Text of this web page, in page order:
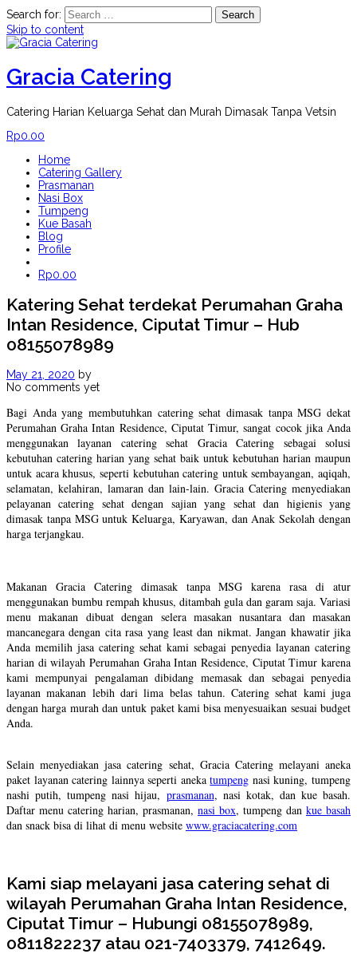
Search for:
Skip to content
Gracia Catering
Catering Harian Keluarga Sehat dan Murah Dimasak Tanpa Vetsin
Rp0.00
Home
Catering Gallery
Prasmanan
Nasi Box
Tumpeng
Kue Basah
Blog
Profile
Rp0.00
Katering Sehat terdekat Perumahan Graha
Intan Residence, Ciputat Timur – Hub
08155078989
May 21, 2020 by
No comments yet
Bagi Anda yang membutuhkan catering sehat dimasak tanpa MSG dekat
Perumahan Graha Intan Residence, Ciputat Timur, sangat cocok jika Anda
menggunakan layanan catering sehat Gracia Catering sebagai solusi
kebutuhan catering harian yang sehat baik untuk kebutuhan harian maupun
untuk acara khusus, seperti kebutuhan catering untuk sembayangan, aqiqah,
selamatan, kelahiran, lamaran dan lain-lain. Gracia Catering menyediakan
pelayanan catering sehat dengan sajian yang sehat dan higienis yang
dimasak tanpa MSG untuk Keluarga, Karyawan, dan Anak Sekolah dengan
harga terjangkau.
Makanan Gracia Catering dimasak tanpa MSG karena rasa di atur
menggunakan bumbu rempah khusus, ditambah gula dan garam saja. Variasi
menu makanan dibuat dengan selera masakan nusantara dan masakan
mancanegara dengan cita rasa yang least dan nikmat. Jangan khawatir jika
Anda memilih jasa catering sehat kami sebagai penyedia layanan catering
harian di wilayah Perumahan Graha Intan Residence, Ciputat Timur karena
kami mempunyai pengalaman dibidang memasak dan sebagai penyedia
layanan makanan lebih dari lima belas tahun. Catering sehat kami juga
dengan harga murah dan untuk paket kami bisa menyesuaikan sesuai budget
Anda.
Selain menyediakan jasa catering sehat, Gracia Catering melayani aneka
paket layanan catering lainnya seperti anekatumpeng nasi kuning, tumpeng
nashi putih, tumpeng nasi hijau, prasmanan, nasi kotak, dan kue basah.
Daftar menu catering harian, prasmanan, nasi box, tumpeng dan kue basah
dan snack bisa di lihat di menu website www.graciacatering.com
Kami siap melayani jasa catering sehat di
wilayah Perumahan Graha Intan Residence,
Ciputat Timur – Hubungi 08155078989,
0811822237 atau 021-7403379, 7412649.